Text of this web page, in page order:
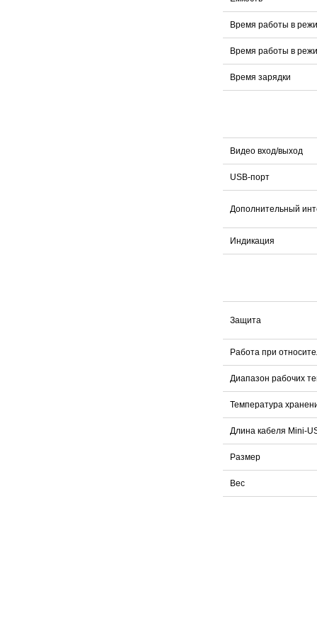
Время работы в
Время работы в
Время зарядки
Видео вход/выход
USB-порт
Дополнительный
Индикация
Защита
Работа при
Диапазон рабочих
Температура
Длина кабеля Mini-
Размер
Вес